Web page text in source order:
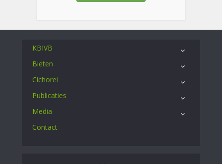
KBIVB
Bieten
Cichorei
Publicaties
Media
Contact